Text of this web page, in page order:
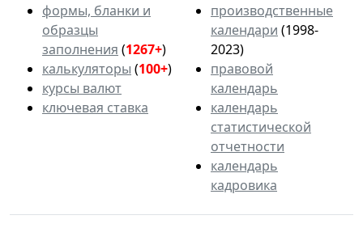
формы, бланки и
образцы
заполнения (1267+)
калькуляторы (100+)
курсы валют
ключевая ставка
производственные
календари (1998-
2023)
правовой
календарь
календарь
статистической
отчетности
календарь
кадровика